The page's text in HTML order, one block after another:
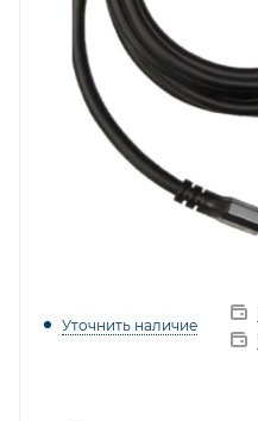
Уточнить наличие